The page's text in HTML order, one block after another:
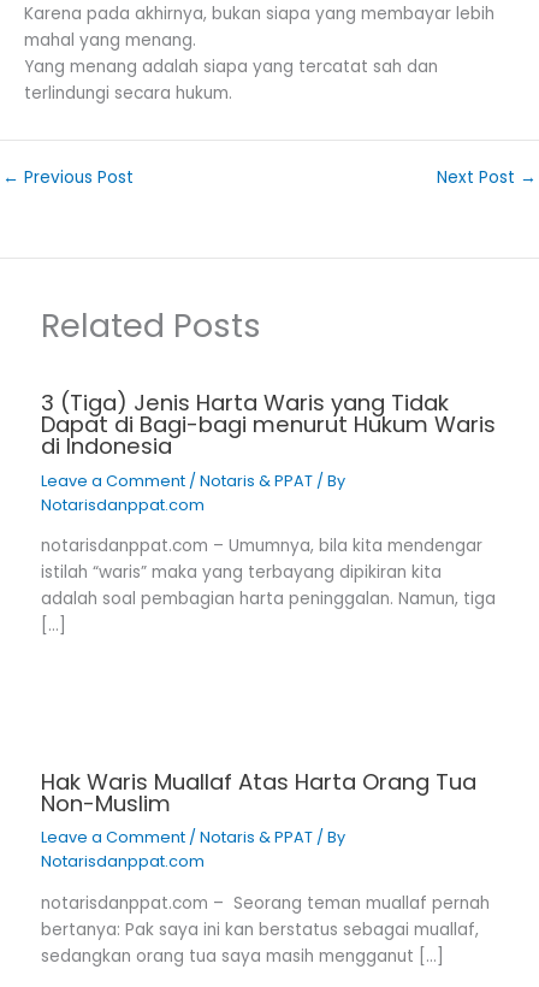
Karena pada akhirnya, bukan siapa yang membayar lebih
mahal yang menang.
Yang menang adalah siapa yang tercatat sah dan
terlindungi secara hukum.
← Previous Post Next Post →
Related Posts
3 (Tiga) Jenis Harta Waris yang Tidak
Dapat di Bagi-bagi menurut Hukum Waris
di Indonesia
Leave a Comment /Notaris & PPAT / By
Notarisdanppat.com
notarisdanppat.com – Umumnya, bila kita mendengar
istilah “waris” maka yang terbayang dipikiran kita
adalah soal pembagian harta peninggalan. Namun, tiga
[…]
Hak Waris Muallaf Atas Harta Orang Tua
Non-Muslim
Leave a Comment /Notaris & PPAT / By
Notarisdanppat.com
notarisdanppat.com – Seorang teman muallaf pernah
bertanya: Pak saya ini kan berstatus sebagai muallaf,
sedangkan orang tua saya masih mengganut […]